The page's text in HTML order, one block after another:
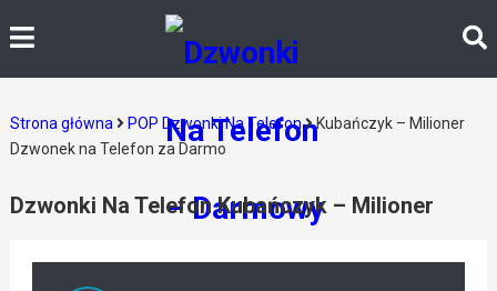
Strona główna POP Dzwonki Na Telefon
Kubańczyk – Milioner
Dzwonek na Telefon za Darmo
Dzwonki Na Telefon Kubańczyk – Milioner